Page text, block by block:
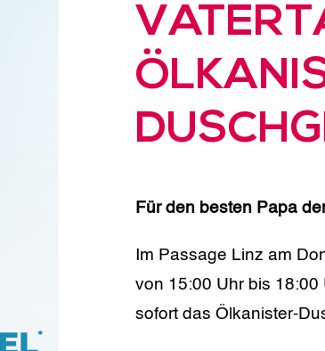
Für den besten Papa
Im Passage Linz am
von 15:00 Uhr bis 18:00
sofort das Ölkanister-